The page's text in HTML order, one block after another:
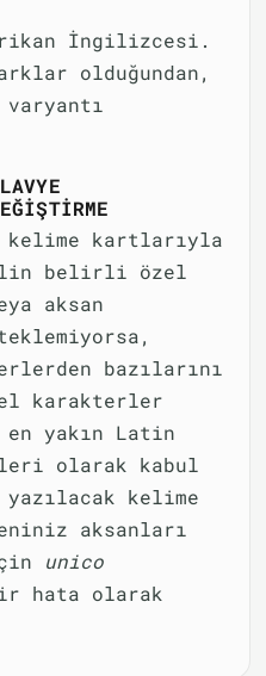
İngilizcesi.
olduğundan,
kelime kartlarıyla
belirli özel
aksan
bazılarını
karakterler
en yakın Latin
olarak kabul
kelime
aksanları
unico
hata olarak